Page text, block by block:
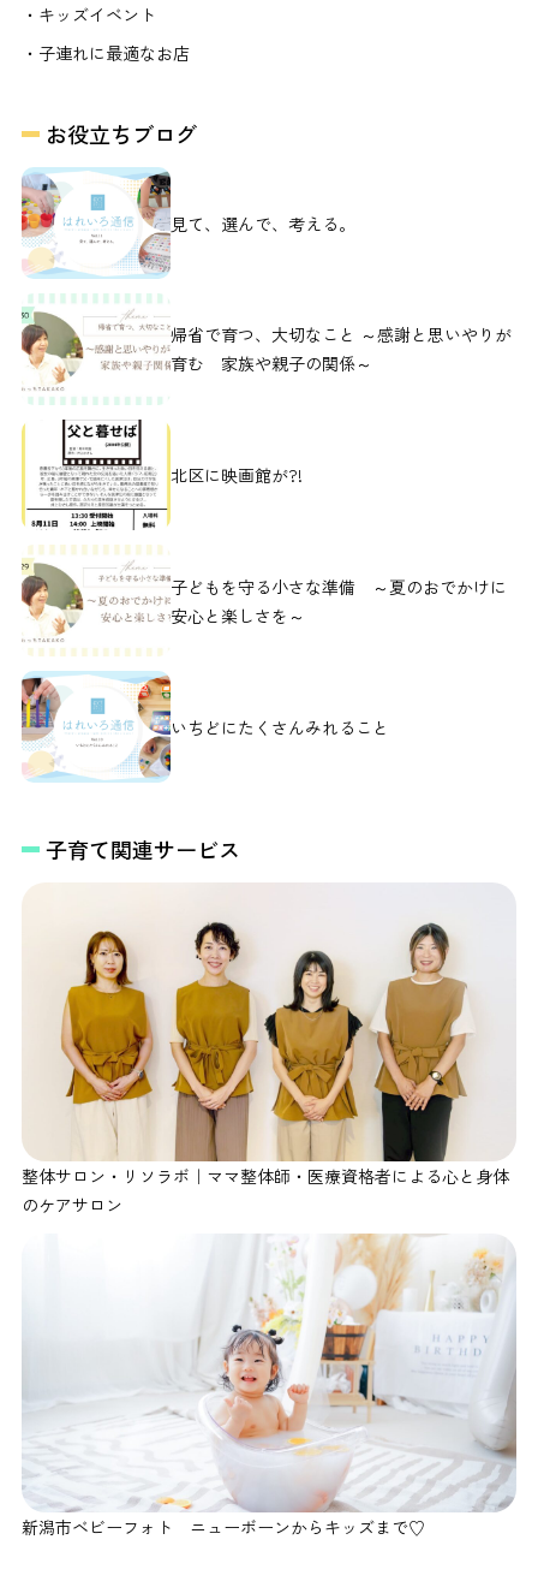
・キッズイベント
・子連れに最適なお店
お役立ちブログ
見て、選んで、考える。
帰省で育つ、大切なこと ～感謝と思いやりが
育む 家族や親子の関係～
北区に映画館が?!
子どもを守る小さな準備 ～夏のおでかけに
安心と楽しさを～
いちどにたくさんみれること
子育て関連サービス
整体サロン・リソラボ｜ママ整体師・医療資格者による心と身体
のケアサロン
新潟市ベビーフォト ニューボーンからキッズまで♡